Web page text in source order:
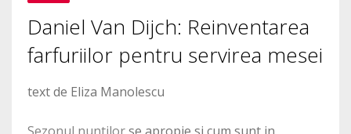
Daniel Van Dijch: Reinventarea
farfuriilor pentru servirea mesei
text de Eliza Manolescu